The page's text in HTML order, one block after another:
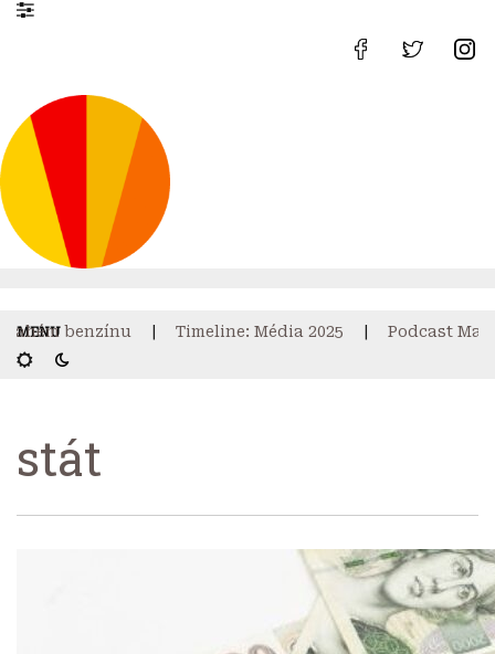
benzínu Timeline: Média 2025 Podcast
stát